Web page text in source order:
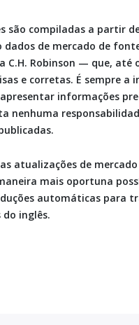
são compiladas a partir
de mercado de
C.H. Robinson — que, até
e corretas. É sempre a
informações
nenhuma
atualizações de
mais oportuna
automáticas para
do inglês.